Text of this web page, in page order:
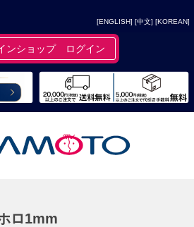
[ENGLISH] [中文] [KOREAN]
ンショップ ログイン
ロ1mm